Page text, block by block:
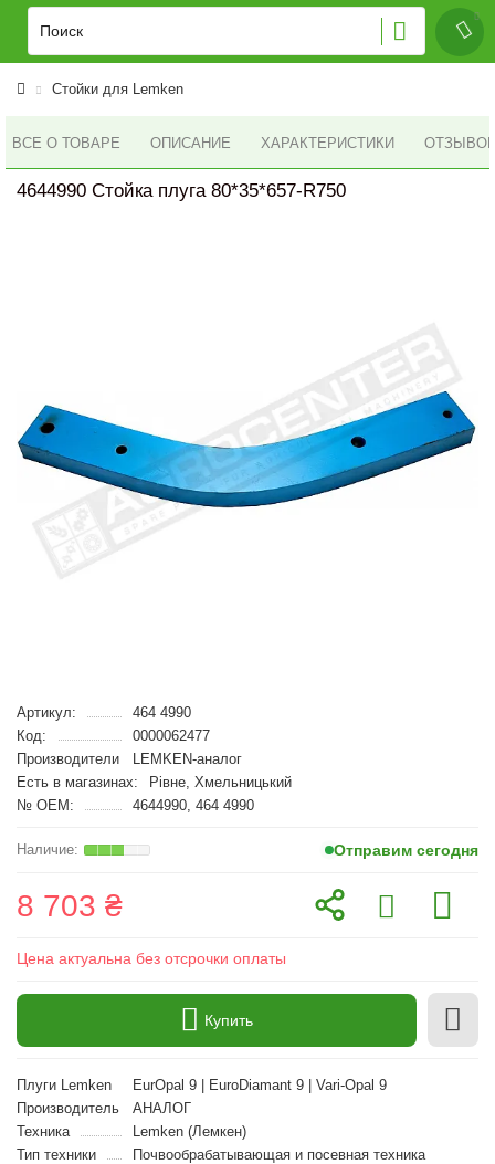
Стойки для Lemken
ВСЕ О ТОВАРЕ ОПИСАНИЕ ХАРАКТЕРИСТИКИ ОТЗЫВОВ
4644990 Стойка плуга 80*35*657-R750
Артикул:
464 4990
Код:
0000062477
Производители
LEMKEN-аналог
Есть в магазинах:
Рівне, Хмельницький
№ OEM:
4644990, 464 4990
Отправим сегодня
8 703 ₴
Цена актуальна без отсрочки оплаты
Купить
Плуги Lemken
EurOpal 9 | EuroDiamant 9 | Vari-Opal 9
Производитель
АНАЛОГ
Техника
Lemken (Лемкен)
Тип техники
Почвообрабатывающая и посевная техника